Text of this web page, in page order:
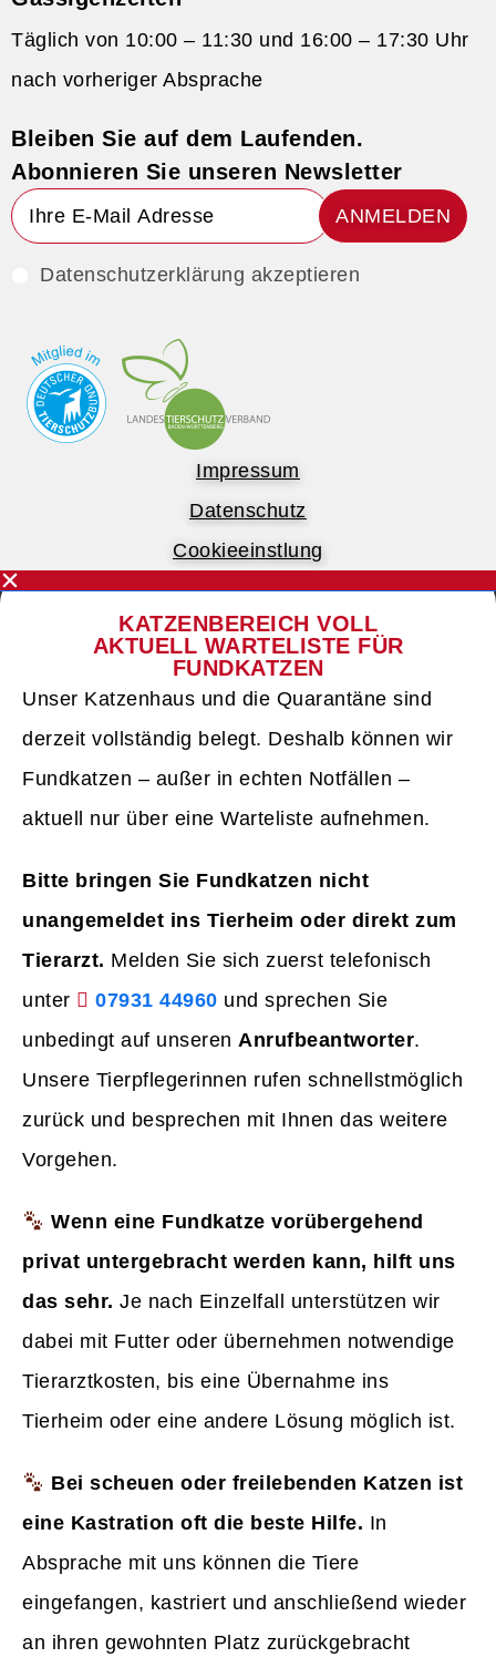
Täglich von 10:00 – 11:30 und 16:00 – 17:30 Uhr
nach vorheriger Absprache
Bleiben Sie auf dem Laufenden.
Abonnieren Sie unseren Newsletter
ANMELDEN
Datenschutzerklärung akzeptieren
Impressum
Datenschutz
Cookieeinstlung
KATZENBEREICH VOLL
AKTUELL WARTELISTE FÜR
FUNDKATZEN
Unser Katzenhaus und die Quarantäne sind
derzeit vollständig belegt. Deshalb können wir
Fundkatzen – außer in echten Notfällen –
aktuell nur über eine Warteliste aufnehmen.
Bitte bringen Sie Fundkatzen nicht
unangemeldet ins Tierheim oder direkt zum
Tierarzt. Melden Sie sich zuerst telefonisch
unter
07931 44960 und sprechen Sie
unbedingt auf unseren Anrufbeantworter.
Unsere Tierpflegerinnen rufen schnellstmöglich
zurück und besprechen mit Ihnen das weitere
Vorgehen.
Wenn eine Fundkatze vorübergehend
privat untergebracht werden kann, hilft uns
das sehr. Je nach Einzelfall unterstützen wir
dabei mit Futter oder übernehmen notwendige
Tierarztkosten, bis eine Übernahme ins
Tierheim oder eine andere Lösung möglich ist.
Bei scheuen oder freilebenden Katzen ist
eine Kastration oft die beste Hilfe. In
Absprache mit uns können die Tiere
eingefangen, kastriert und anschließend wieder
an ihren gewohnten Platz zurückgebracht